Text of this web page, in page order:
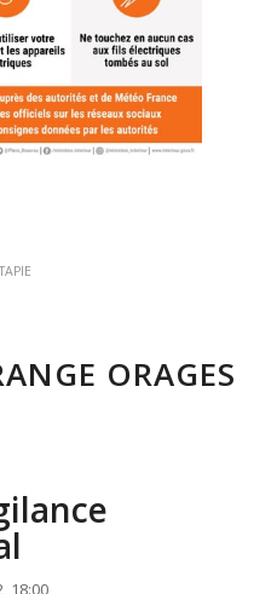
ORAGES